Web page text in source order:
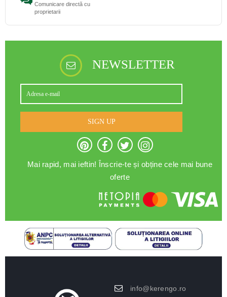
Comunicare directă cu
proprietarii
NEWSLETTER
SIGN UP
Mai rapid, mai ieftin! Înscrie-te și obține cele mai bune
oferte
info@kerengo.ro